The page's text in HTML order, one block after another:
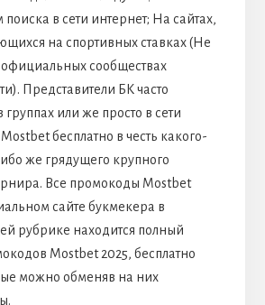
в сети интернет; На сайтах,
на спортивных ставках (Не
сообществах
Представители БК часто
или же просто в сети
бесплатно в честь какого-
же грядущего крупного
Все промокоды Mostbet
сайте букмекера в
рубрике находится полный
Mostbet 2025, бесплатно
можно обменяв на них